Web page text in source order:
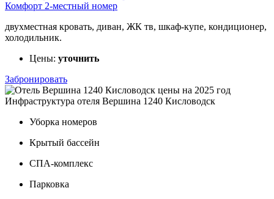
Комфорт 2-местный номер
двухместная кровать, диван, ЖК тв, шкаф-купе, кондиционер,
холодильник.
Цены: уточнить
Забронировать
Инфраструктура отеля Вершина 1240 Кисловодск
Уборка номеров
Крытый бассейн
СПА-комплекс
Парковка